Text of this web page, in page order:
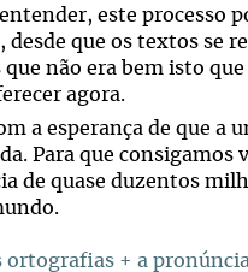
este processo
desde que os textos se
que não era bem isto
agora.
a esperança de que
Para que
de quase duzentos
ortografias + a